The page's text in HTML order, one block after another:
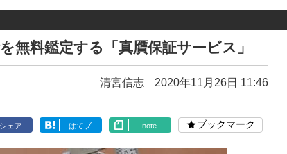
無料鑑定する「真贋保証サービス」
清宮信志 2020年11月26日 11:46
シェア はてブ note ブックマーク